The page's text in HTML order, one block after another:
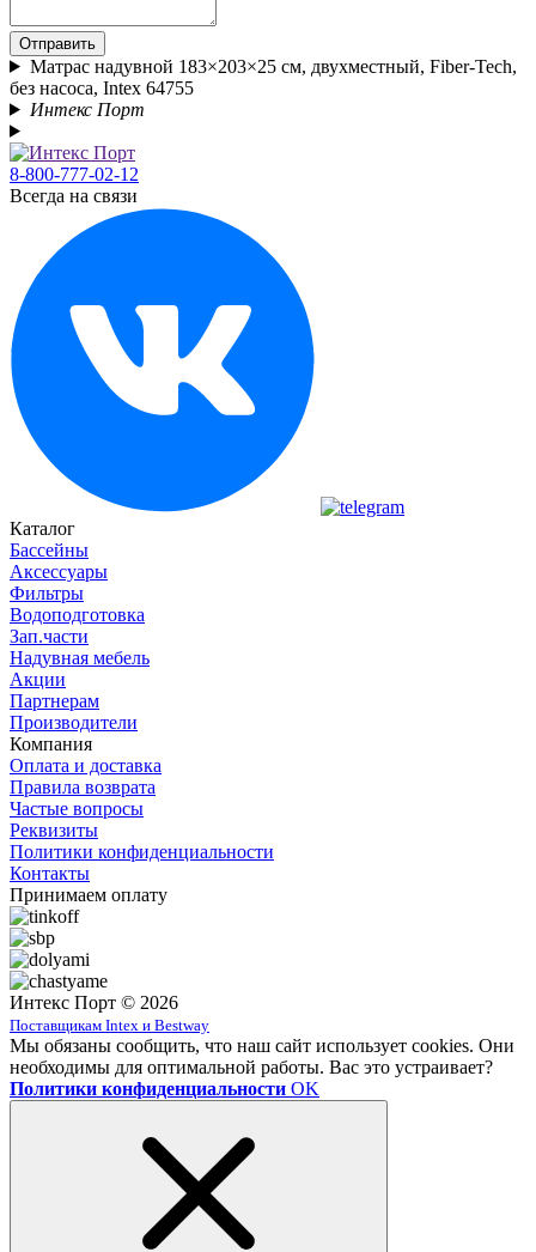
Отправить
Матрас надувной 183×203×25 см, двухместный, Fiber-Tech,
без насоса, Intex 64755
Интекс Порт
8-800-777-02-12
Всегда на связи
Каталог
Бассейны
Аксессуары
Фильтры
Водоподготовка
Зап.части
Надувная мебель
Акции
Партнерам
Производители
Компания
Оплата и доставка
Правила возврата
Частые вопросы
Реквизиты
Политики конфиденциальности
Контакты
Принимаем оплату
Интекс Порт © 2026
Поставщикам Intex и Bestway
Мы обязаны сообщить, что наш сайт использует cookies. Они
необходимы для оптимальной работы. Вас это устраивает?
Политики конфиденциальности OK